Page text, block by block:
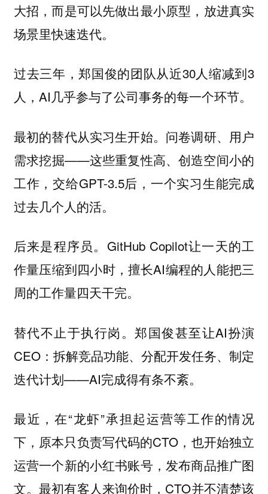
大招，而是可以先做出最小原型，放进真实
场景里快速迭代。
过去三年，郑国俊的团队从近30人缩减到3
人，AI几乎参与了公司事务的每一个环节。
最初的替代从实习生开始。问卷调研、用户
需求挖掘——这些重复性高、创造空间小的
工作，交给GPT-3.5后，一个实习生能完成
过去几个人的活。
后来是程序员。GitHub Copilot让一天的工
作量压缩到四小时，擅长AI编程的人能把三
周的工作量四天干完。
替代不止于执行岗。郑国俊甚至让AI扮演
CEO：拆解竞品功能、分配开发任务、制定
迭代计划——AI完成得有条不紊。
最近，在“龙虾”承担起运营等工作的情况
下，原本只负责写代码的CTO，也开始独立
运营一个新的小红书账号，发布商品推广图
文。最初有客人来询价时，CTO并不清楚该